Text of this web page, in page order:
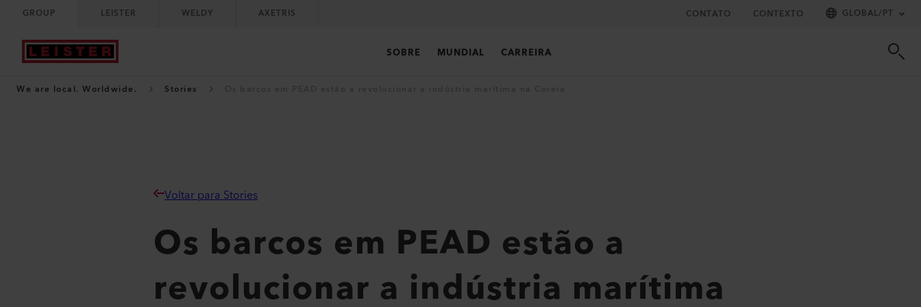
GROUP LEISTER WELDY AXETRIS CONTATO CONTEXTO GLOBAL/PT
SOBRE MUNDIAL CARREIRA
We are local. Worldwide. Stories
Voltar para Stories
Os barcos em PEAD estão a
revolucionar a indústria marítima